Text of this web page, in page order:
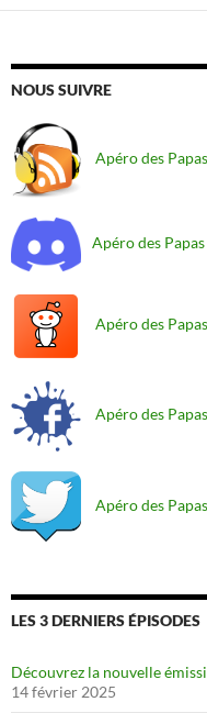
NOUS SUIVRE
Apéro des
Apéro des
Apéro des
Apéro des
Apéro des
LES 3 DERNIERS ÉPISODES
Découvrez la nouvelle
14 février 2025